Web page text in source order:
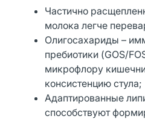
Частично
молока легче
Олигосахариды –
пребиотики (GOS/
микрофлору
консистенцию стула;
Адаптированные
способствуют